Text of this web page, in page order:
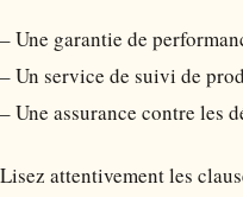
– Une garantie de
– Un service de suivi de
– Une assurance contre les
Lisez attentivement les